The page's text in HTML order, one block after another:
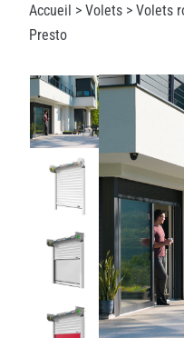
Accueil > Volets > Volets
Presto